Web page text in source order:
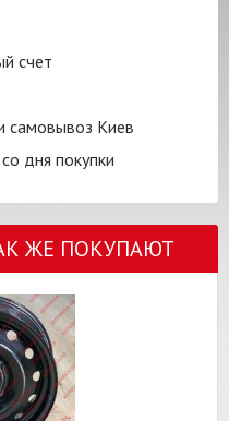
счет
самовывоз Киев
дня покупки
ЖЕ ПОКУПАЮТ